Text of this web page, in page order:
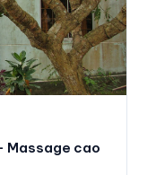
Massage cao